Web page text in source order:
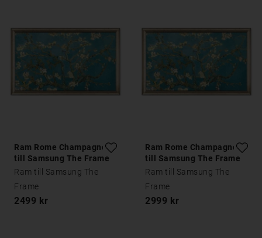
Ram Rome Champagne
till Samsung The Frame
43 tum
Ram till Samsung The
Frame
2499 kr
Ram Rome Champagne
till Samsung The Frame
50 tum
Ram till Samsung The
Frame
2999 kr